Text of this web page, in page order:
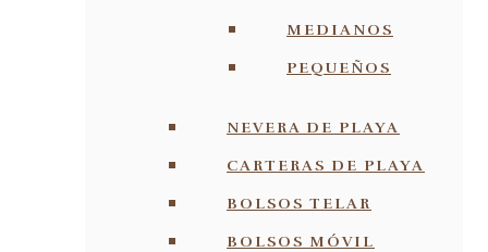
MEDIANOS
PEQUEÑOS
NEVERA DE PLAYA
CARTERAS DE PLAYA
BOLSOS TELAR
BOLSOS MÓVIL